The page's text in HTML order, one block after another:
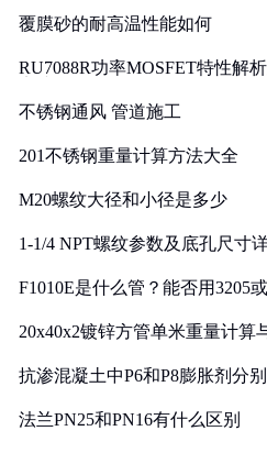
覆膜砂的耐高温性能如何
RU7088R功率MOSFET特性解
不锈钢通风 管道施工
201不锈钢重量计算方法大全
M20螺纹大径和小径是多少
1-1/4 NPT螺纹参数及底孔尺寸
F1010E是什么管？能否用3205
20x40x2镀锌方管单米重量计算
抗渗混凝土中P6和P8膨胀剂分
法兰PN25和PN16有什么区别